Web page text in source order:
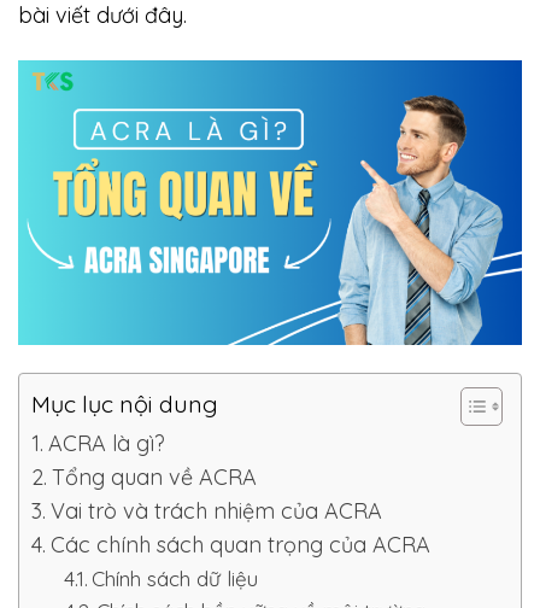
bài viết dưới đây.
Mục lục nội dung
ACRA là gì?
Tổng quan về ACRA
Vai trò và trách nhiệm của ACRA
Các chính sách quan trọng của ACRA
Chính sách dữ liệu